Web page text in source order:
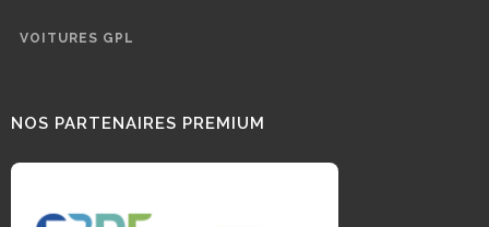
VOITURES GPL
NOS PARTENAIRES PREMIUM